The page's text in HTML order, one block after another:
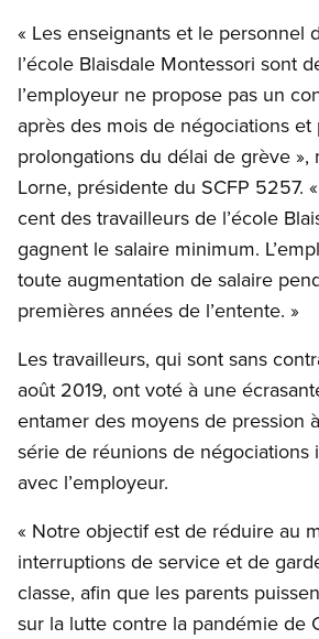
« Les enseignants et le personnel
l’école Blaisdale Montessori sont
l’employeur ne propose pas un
après des mois de négociations et
prolongations du délai de grève »,
Lorne, présidente du SCFP 5257.
cent des travailleurs de l’école
gagnent le salaire minimum.
toute augmentation de salaire
premières années de l’entente. »
Les travailleurs, qui sont sans
août 2019, ont voté à une
entamer des moyens de pression
série de réunions de négociations
avec l’employeur.
« Notre objectif est de réduire au
interruptions de service et de
classe, afin que les parents
sur la lutte contre la pandémie de